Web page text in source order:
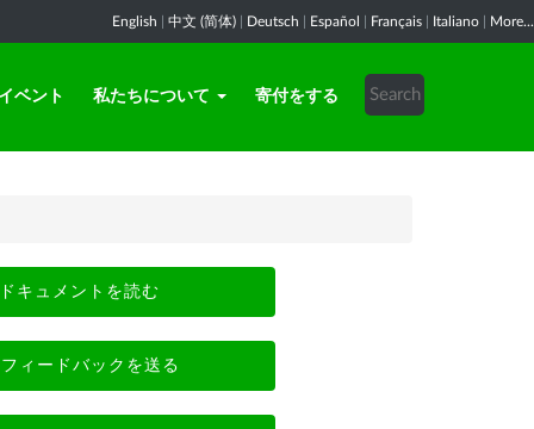
English 中文 (简体) Deutsch Español Français Italiano More...
イベント 私たちについて 寄付をする
ドキュメントを読む
フィードバックを送る